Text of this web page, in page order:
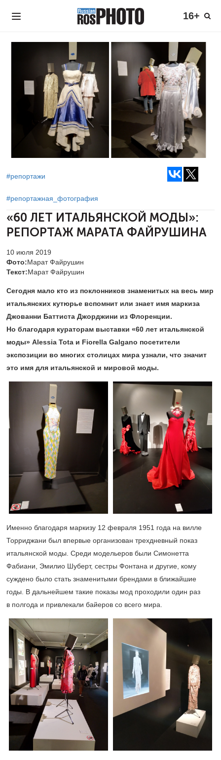
16+
#репортажи
#репортажная_фотография
«60 ЛЕТ ИТАЛЬЯНСКОЙ МОДЫ»:
РЕПОРТАЖ МАРАТА ФАЙРУШИНА
10 июля 2019
Фото:Марат Файрушин
Текст:Марат Файрушин
Сегодня мало кто из поклонников знаменитых на весь мир
итальянских кутюрье вспомнит или знает имя маркиза
Джованни Баттиста Джорджини из Флоренции.
Но благодаря кураторам выставки «60 лет итальянской
моды» Alessia Tota и Fiorella Galgano посетители
экспозиции во многих столицах мира узнали, что значит
это имя для итальянской и мировой моды.
Именно благодаря маркизу 12 февраля 1951 года на вилле
Торриджани был впервые организован трехдневный показ
итальянской моды. Среди модельеров были Симонетта
Фабиани, Эмилио Шуберт, сестры Фонтана и другие, кому
суждено было стать знаменитыми брендами в ближайшие
годы. В дальнейшем такие показы мод проходили один раз
в полгода и привлекали байеров со всего мира.